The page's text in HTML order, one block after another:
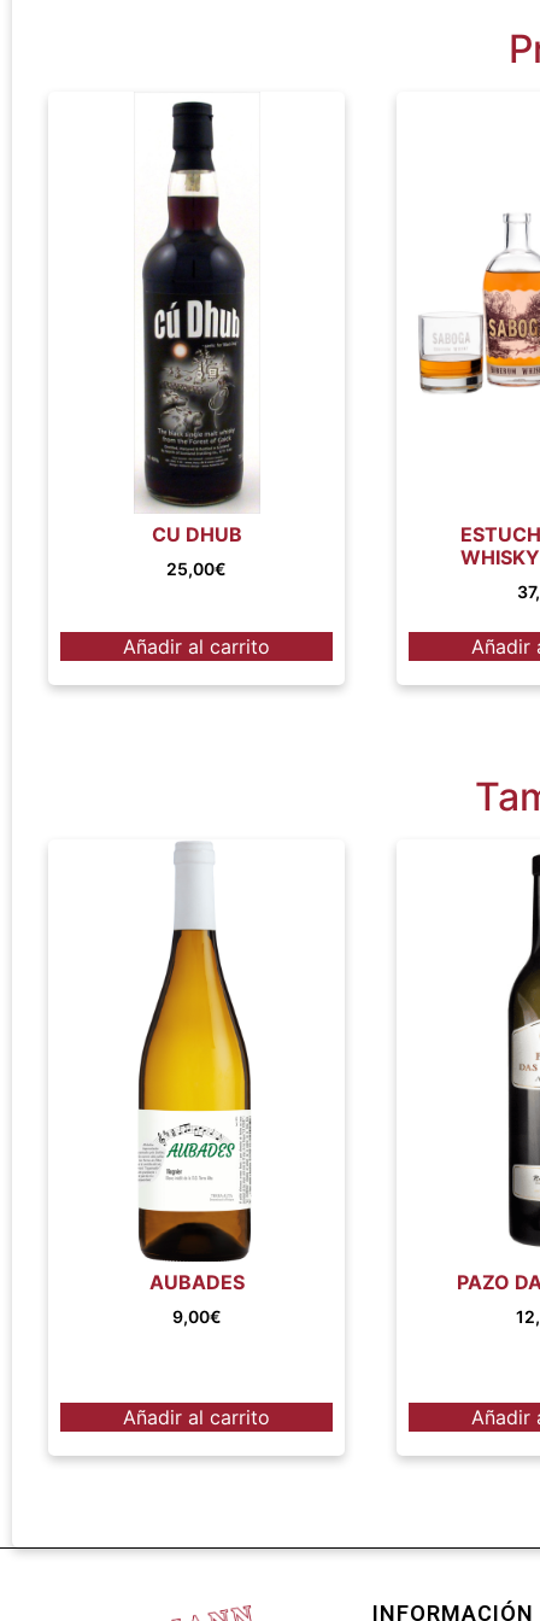
CU DHUB
25,00€
Añadir al carrito Añadir
AUBADES
9,00€
Añadir al carrito
PAZO
Añadir
INFORMACIÓN